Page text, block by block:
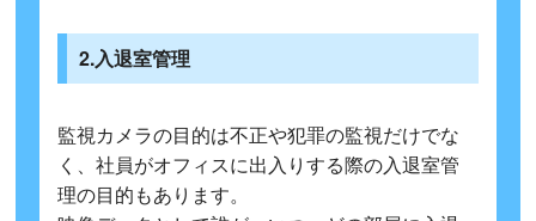
2.入退室管理
監視カメラの目的は不正や犯罪の監視だけでな
く、社員がオフィスに出入りする際の入退室管
理の目的もあります。